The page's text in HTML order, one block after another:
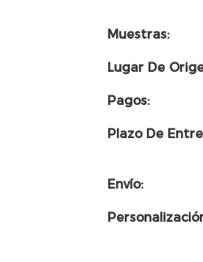
Muestras:
Lugar De
Pagos:
Plazo De
Envío: